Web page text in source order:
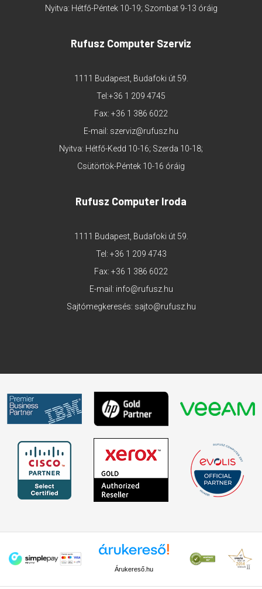
Nyitva: Hétfő-Péntek 10-19; Szombat 9-13 óráig
Rufusz Computer Szerviz
1111 Budapest, Budafoki út 59.
Tel:+36 1 209 4745
Fax: +36 1 386 6022
E-mail: szerviz@rufusz.hu
Nyitva: Hétfő-Kedd 10-16; Szerda 10-18;
Csütörtök-Péntek 10-16 óráig
Rufusz Computer Iroda
1111 Budapest, Budafoki út 59.
Tel: +36 1 209 4743
Fax: +36 1 386 6022
E-mail: info@rufusz.hu
Sajtómegkeresés: sajto@rufusz.hu
Árukereső.hu